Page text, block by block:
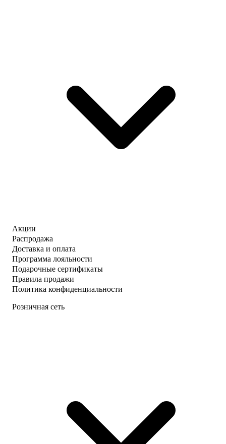
Акции
Распродажа
Доставка и оплата
Программа лояльности
Подарочные сертификаты
Правила продажи
Политика конфиденциальности
Розничная сеть